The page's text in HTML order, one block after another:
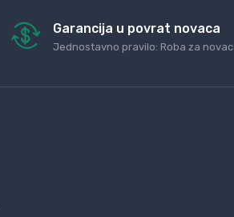
Garancija u povrat novaca
Jednostavno pravilo: Roba za novac